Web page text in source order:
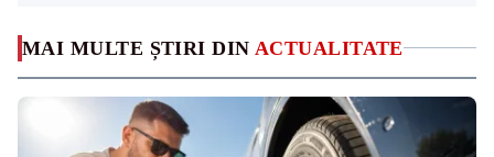
MAI MULTE ȘTIRI DIN ACTUALITATE